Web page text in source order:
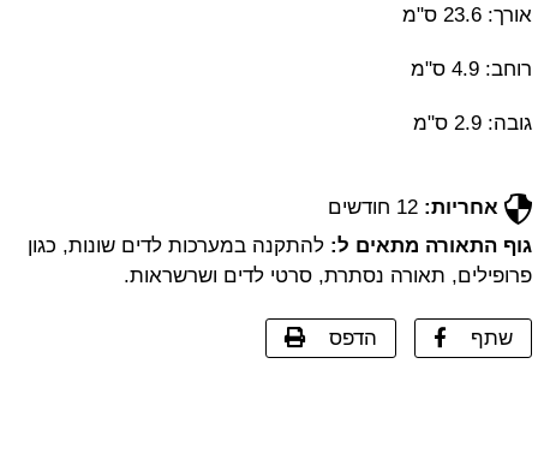
אורך: 23.6 ס"מ
רוחב: 4.9 ס"מ
גובה: 2.9 ס"מ
אחריות:
גוף התאורה מתאים ל: להתקנה במערכות לדים שונות, כגון
פרופילים, תאורה נסתרת, סרטי לדים ושרשראות.
שתף הדפס